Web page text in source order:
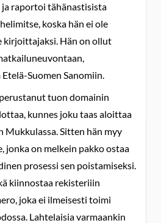
raportoi tähänastisista
koska hän ei ole
Hän on ollut
Suomen Sanomiin.
tuon domainin
kunnes joku taas aloittaa
Sitten hän myy
jonka on melkein pakko ostaa
prosessi sen poistamiseksi.
kiinnostaa rekisteriiin
joka ei ilmeisesti toimi
Lahtelaisia varmaankin